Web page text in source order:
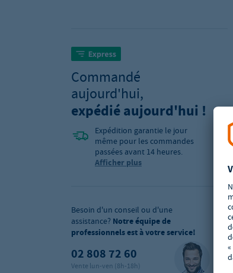
Commandé
aujourd'hui,
expédié aujourd'hui !
Expédition garantie le jour
même pour les commandes
passées avant 14 heures.
Afficher plus
Besoin d'un conseil ou d'une
assistance? Notre équipe de
professionnels est à votre service!
02 808 72 60
Vente lun-ven (8h-18h)